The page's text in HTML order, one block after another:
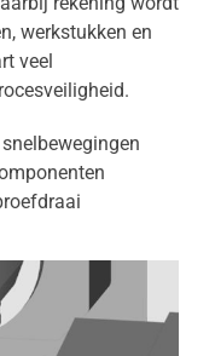
werkstukken en
veel